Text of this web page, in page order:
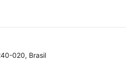
020, Brasil